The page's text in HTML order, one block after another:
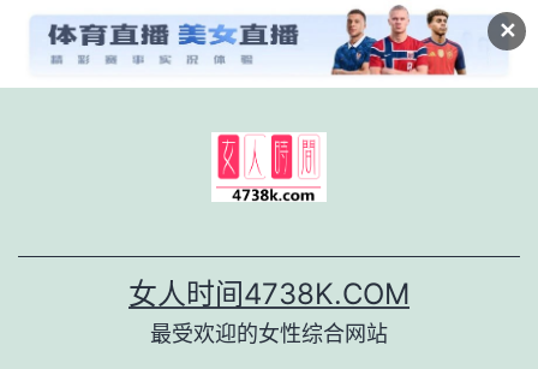
✕
女人时间4738K.COM
最受欢迎的女性综合网站